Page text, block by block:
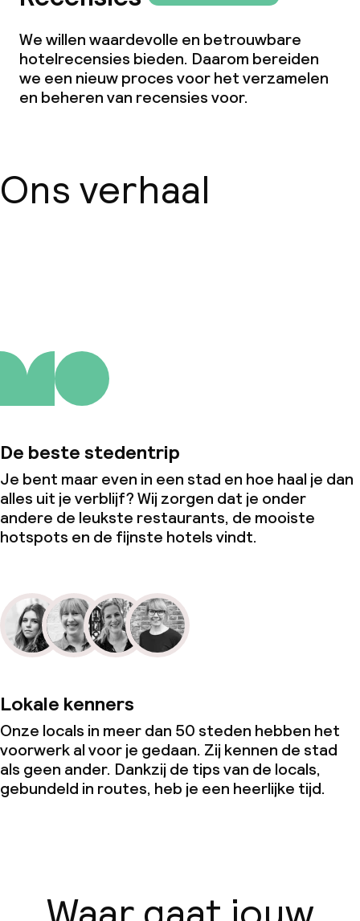
We willen waardevolle en betrouwbare
hotelrecensies bieden. Daarom bereiden
we een nieuw proces voor het verzamelen
en beheren van recensies voor.
Ons verhaal
De beste stedentrip
Je bent maar even in een stad en hoe haal je dan
alles uit je verblijf? Wij zorgen dat je onder
andere de leukste restaurants, de mooiste
hotspots en de fijnste hotels vindt.
Lokale kenners
Onze locals in meer dan 50 steden hebben het
voorwerk al voor je gedaan. Zij kennen de stad
als geen ander. Dankzij de tips van de locals,
gebundeld in routes, heb je een heerlijke tijd.